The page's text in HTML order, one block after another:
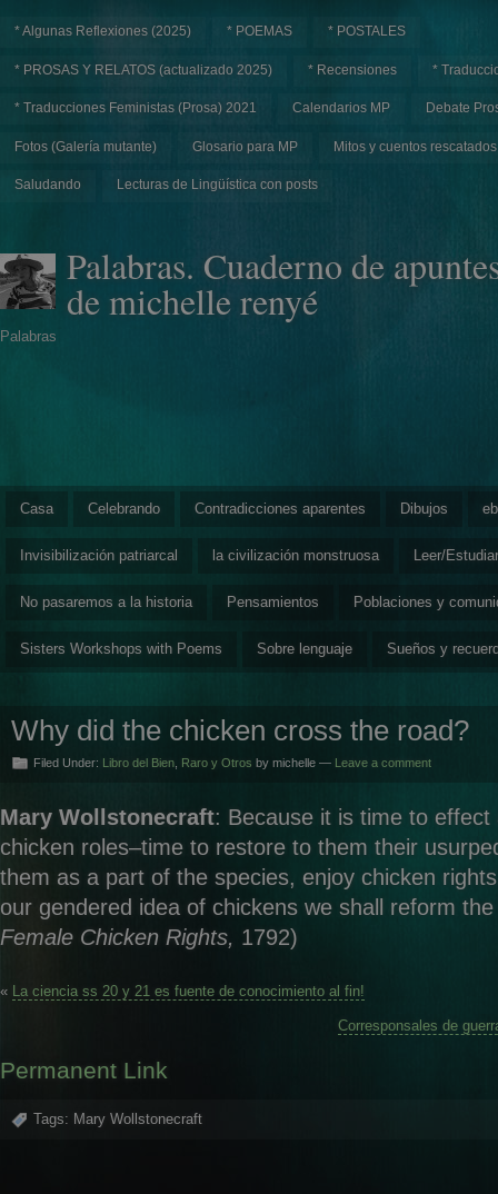
* Algunas Reflexiones (2025) * POEMAS * POSTALES
* PROSAS Y RELATOS (actualizado 2025) * Recensiones *
* Traducciones Feministas (Prosa) 2021 Calendarios MP Debate
Fotos (Galería mutante) Glosario para MP Mitos y cuentos rescatados
Saludando Lecturas de Lingüística con posts
Palabras. Cuaderno de
de michelle renyé
Palabras
Casa Celebrando Contradicciones aparentes Dibujos
Invisibilización patriarcal la civilización monstruosa Leer/Estudiar
No pasaremos a la historia Pensamientos Poblaciones y
Sisters Workshops with Poems Sobre lenguaje Sueños y
Why did the chicken cross the road?
Filed Under: Libro del Bien Raro y Otros by michelle — Leave a comment
Mary Wollstonecraft: Because it is time to
chicken roles–time to restore to them their
them as a part of the species, enjoy chicken
our gendered idea of chickens we shall reform
Female Chicken Rights, 1792)
« La ciencia ss 20 y 21 es fuente de conocimiento al fin!
Corresponsales de
Permanent Link
Tags: Mary Wollstonecraft